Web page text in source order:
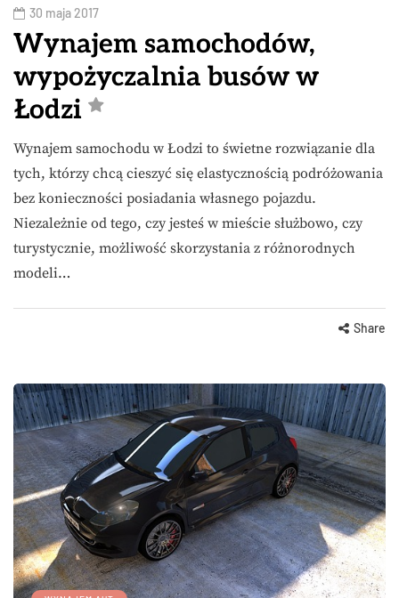
30 maja 2017
Wynajem samochodów,
wypożyczalnia busów w
Łodzi
Wynajem samochodu w Łodzi to świetne rozwiązanie dla
tych, którzy chcą cieszyć się elastycznością podróżowania
bez konieczności posiadania własnego pojazdu.
Niezależnie od tego, czy jesteś w mieście służbowo, czy
turystycznie, możliwość skorzystania z różnorodnych
modeli…
Share